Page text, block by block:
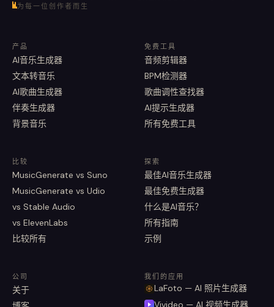
为每一位创作者而生
产品
AI音乐生成器
文本转音乐
AI歌曲生成器
伴奏生成器
背景音乐
免费工具
音频剪辑器
BPM检测器
歌曲调性查找器
AI提示生成器
所有免费工具
比较
MusicGenerate vs Suno
MusicGenerate vs Udio
vs Stable Audio
vs ElevenLabs
比较所有
探索
最佳AI音乐生成器
最佳免费生成器
什么是AI音乐？
所有指南
示例
公司
关于
我们的应用
LaFoto — AI 照片生成器
Vivideo — AI 视频生成器